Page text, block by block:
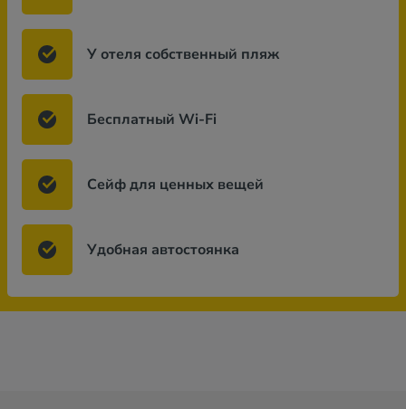
У отеля собственный пляж
Бесплатный Wi-Fi
Сейф для ценных вещей
Удобная автостоянка